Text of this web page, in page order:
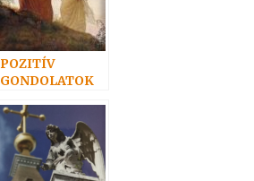
POZITÍV
GONDOLATOK